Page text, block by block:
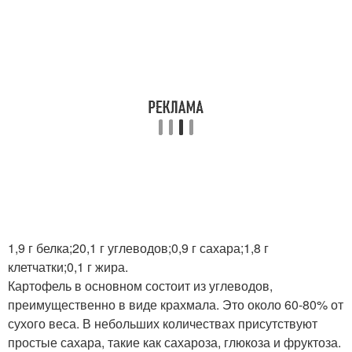
1,9 г белка;20,1 г углеводов;0,9 г сахара;1,8 г
клетчатки;0,1 г жира.
Картофель в основном состоит из углеводов,
преимущественно в виде крахмала. Это около 60-80% от
сухого веса. В небольших количествах присутствуют
простые сахара, такие как сахароза, глюкоза и фруктоза.